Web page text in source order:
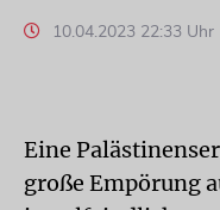
10.04.2023 22:33 Uhr
Eine
große Empörung